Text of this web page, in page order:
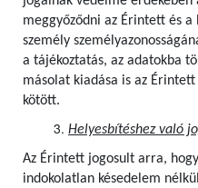
meggyőződni az Érintett és
személy
a tájékoztatás, az adatokba
másolat kiadása is az
kötött.
Helyesbítéshez való
Az Érintett jogosult arra,
indokolatlan késedelem